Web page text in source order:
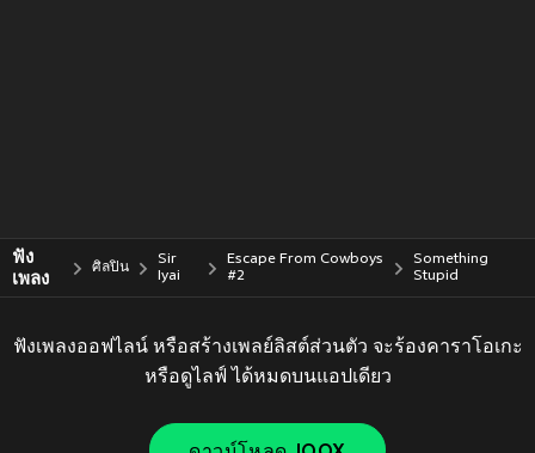
ฟัง
เพลง
ศิลปิน
Sir
Iyai
Escape From Cowboys
#2
Something
Stupid
ฟังเพลงออฟไลน์ หรือสร้างเพลย์ลิสต์ส่วนตัว จะร้องคาราโอเกะ
หรือดูไลฟ์ ได้หมดบนแอปเดียว